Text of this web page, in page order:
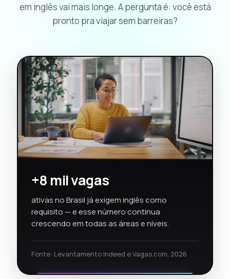
em inglês vai mais longe. A pergunta é: você está
pronto pra viajar sem barreiras?
+8 mil vagas
ativas no Brasil já exigem inglês como
requisito — e esse número continua
crescendo em todas as áreas e níveis.
Fonte: Levantamento Indeed e Vagas.com, 2026